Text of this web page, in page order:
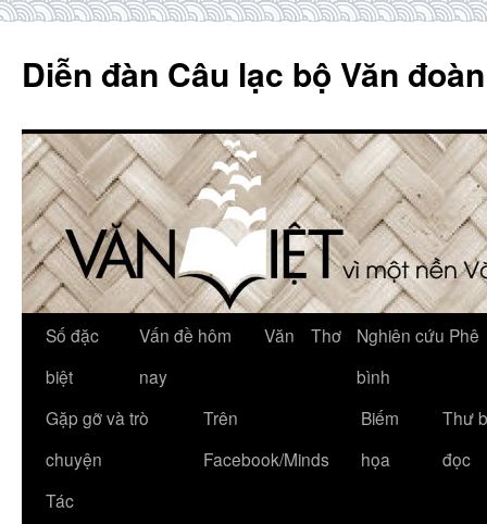
content
Diễn đàn Câu lạc bộ Văn
Số đặc
biệt
Vấn đề hôm
nay
Văn Thơ
Nghiên cứu Phê
bình
Gặp gỡ và trò
chuyện
Trên
Facebook/Minds
Biếm
họa
Thư
đọc
Tác